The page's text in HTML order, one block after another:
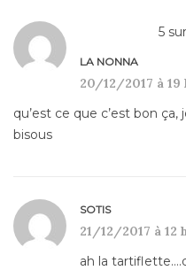
5 sur
LA NONNA
20/12/2017 à
qu’est ce que c’est bon
bisous
SOTIS
21/12/2017 à 12
ah la